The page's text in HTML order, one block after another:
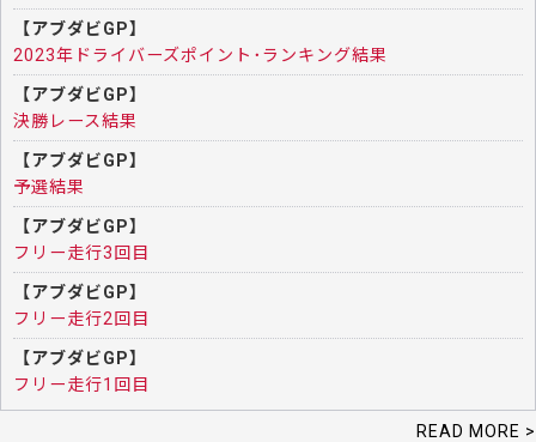
【アブダビGP】
2023年ドライバーズポイント･ランキング結果
【アブダビGP】
決勝レース結果
【アブダビGP】
予選結果
【アブダビGP】
フリー走行3回目
【アブダビGP】
フリー走行2回目
【アブダビGP】
フリー走行1回目
READ MORE >